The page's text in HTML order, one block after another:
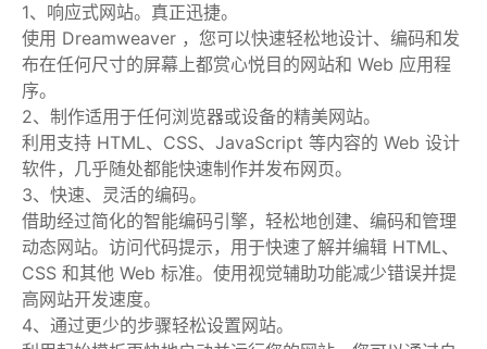
1、响应式网站。真正迅捷。
使用 Dreamweaver ，您可以快速轻松地设计、编码和发
布在任何尺寸的屏幕上都赏心悦目的网站和 Web 应用程
序。
2、制作适用于任何浏览器或设备的精美网站。
利用支持 HTML、CSS、JavaScript 等内容的 Web 设计
软件，几乎随处都能快速制作并发布网页。
3、快速、灵活的编码。
借助经过简化的智能编码引擎，轻松地创建、编码和管理
动态网站。访问代码提示，用于快速了解并编辑 HTML、
CSS 和其他 Web 标准。使用视觉辅助功能减少错误并提
高网站开发速度。
4、通过更少的步骤轻松设置网站。